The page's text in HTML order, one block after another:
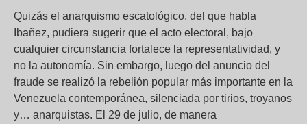
Quizás el anarquismo escatológico, del que habla
Ibañez, pudiera sugerir que el acto electoral, bajo
cualquier circunstancia fortalece la representatividad, y
no la autonomía. Sin embargo, luego del anuncio del
fraude se realizó la rebelión popular más importante en la
Venezuela contemporánea, silenciada por tirios, troyanos
y… anarquistas. El 29 de julio, de manera